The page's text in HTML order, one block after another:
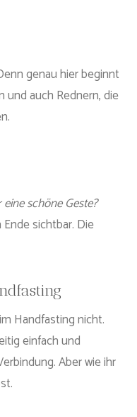
genau hier beginnt
und auch Rednern, die
schöne Geste?
sichtbar. Die
Handfasting nicht.
einfach und
Aber wie ihr